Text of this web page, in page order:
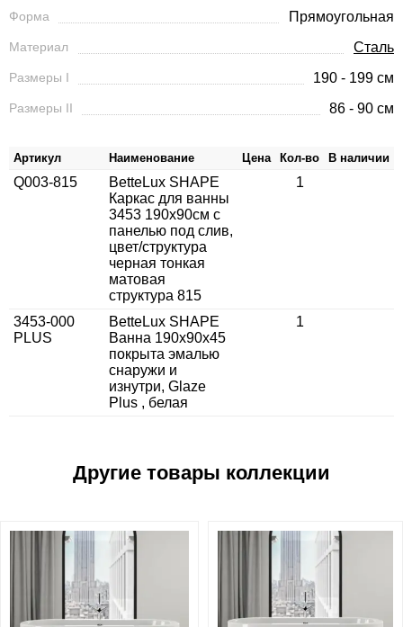
Форма Прямоугольная
Материал Сталь
Размеры I 190 - 199 см
Размеры II 86 - 90 см
Артикул Наименование Цена Кол-во В наличии
Q003-815
BetteLux SHAPE
Каркас для ванны
3453 190x90см с
панелью под слив,
цвет/структура
черная тонкая
матовая
структура 815
1
3453-000
PLUS
BetteLux SHAPE
Ванна 190х90х45
покрыта эмалью
снаружи и
изнутри, Glaze
Plus , белая
1